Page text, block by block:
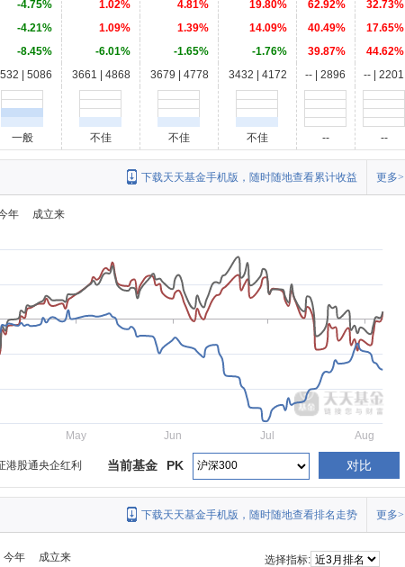
-4.75% 1.02% 4.81% 19.80% 62.92%
32.73%
-4.21% 1.09% 1.39% 14.09% 40.49%
17.65%
-8.45% -6.01% -1.65% -1.76% 39.87%
44.62%
| 5086 3661 | 4868 3679 | 4778 3432 | 4172 -- | 2896 -- | 2201
一般 不佳 不佳 不佳 -- --
更多>
下载天天基金手机版，随时随地查看累计收益
年 成立来
May Jun Jul Aug
港股通央企红利 对比
PK
当前基金
更多>
下载天天基金手机版，随时随地查看排名走势
今年 成立来
选择指标: